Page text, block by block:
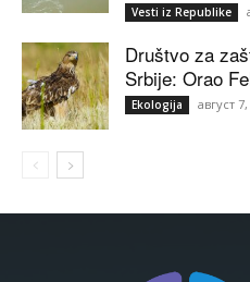
Vesti iz Republike
Društvo za
Srbije: Orao
Ekologija август